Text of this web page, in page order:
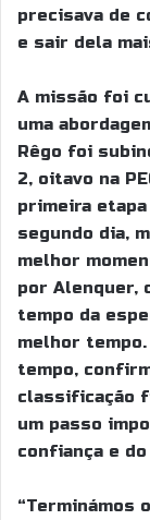
precisava de
e sair dela
A missão foi
uma
Rêgo foi
2, oitavo na
primeira
segundo dia,
melhor
por Alenquer,
tempo da
melhor
tempo,
classificação
um passo
confiança e
“Terminámos